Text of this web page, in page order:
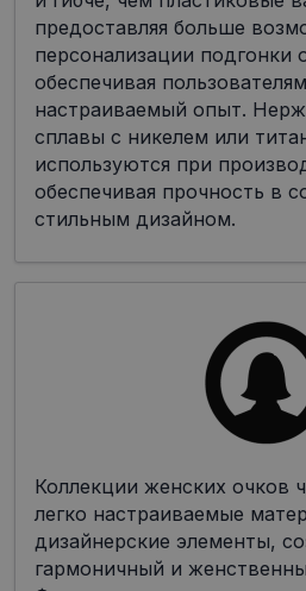
предоставляя больше
персонализации подгонки
обеспечивая
настраиваемый опыт.
сплавы с никелем или
используются при
обеспечивая прочность в
стильным дизайном.
Коллекции женских очков
легко настраиваемые
дизайнерские элементы,
гармоничный и